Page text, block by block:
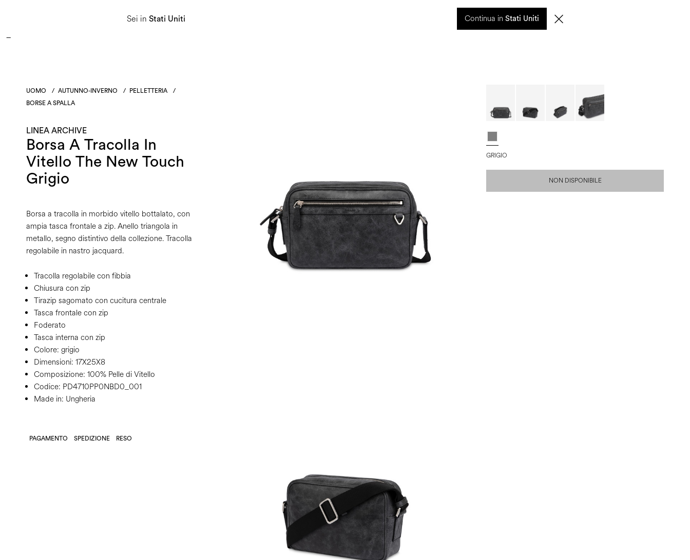
Sei in Stati Uniti Continua in Stati Uniti
APPROFITTA DEI SALDI E SCOPRI LA NUOVA COLLEZIONE AUTUNNO/INVERNO 2026. Dall'8 al 16 agosto il Servizio Clienti non sarà operativo. Le richieste e gli eventuali ritardi nelle spedizioni saranno gestiti a partire dal 17 agosto.
UOMO / AUTUNNO-INVERNO / PELLETTERIA
/
BORSE A SPALLA
LINEA ARCHIVE
Borsa A Tracolla In
Vitello The New Touch
Grigio
Borsa a tracolla in morbido vitello bottalato, con
ampia tasca frontale a zip. Anello triangola in
metallo, segno distintivo della collezione. Tracolla
regolabile in nastro jacquard.
Tracolla regolabile con fibbia
Chiusura con zip
Tirazip sagomato con cucitura centrale
Tasca frontale con zip
Foderato
Tasca interna con zip
Colore: grigio
Dimensioni: 17X25X8
Composizione: 100% Pelle di Vitello
Codice: PD4710PP0NBD0_001
Made in: Ungheria
PAGAMENTO SPEDIZIONE RESO
GRIGIO
NON DISPONIBILE